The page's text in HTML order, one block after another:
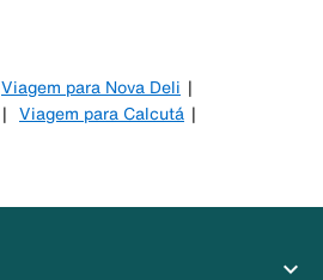
Viagem para Nova Deli
Viagem para Calcutá
expand_more